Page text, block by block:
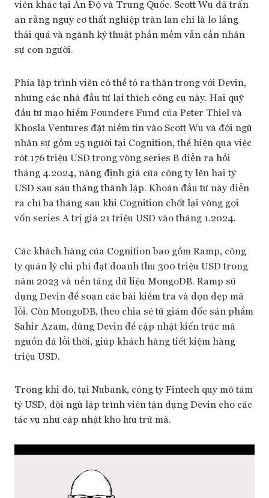
viên khác tại Ấn Độ và Trung Quốc. Scott Wu đã trấn
an rằng nguy cơ thất nghiệp tràn lan chỉ là lo lắng
thái quá và ngành kỹ thuật phần mềm vẫn cần nhân
sự con người.
Phía lập trình viên có thể tỏ ra thận trọng với Devin,
nhưng các nhà đầu tư lại thích công cụ này. Hai quỹ
đầu tư mạo hiểm Founders Fund của Peter Thiel và
Khosla Ventures đặt niềm tin vào Scott Wu và đội ngũ
nhân sự gồm 25 người tại Cognition, thể hiện qua việc
rót 176 triệu USD trong vòng series B diễn ra hồi
tháng 4.2024, nâng định giá của công ty lên hai tỷ
USD sau sáu tháng thành lập. Khoản đầu tư này diễn
ra chỉ ba tháng sau khi Cognition chốt lại vòng gọi
vốn series A trị giá 21 triệu USD vào tháng 1.2024.
Các khách hàng của Cognition bao gồm Ramp, công
ty quản lý chi phí đạt doanh thu 300 triệu USD trong
năm 2023 và nền tảng dữ liệu MongoDB. Ramp sử
dụng Devin để soạn các bài kiểm tra và dọn dẹp mã
lỗi. Còn MongoDB, theo chia sẻ từ giám đốc sản phẩm
Sahir Azam, dùng Devin để cập nhật kiến trúc mã
nguồn đã lỗi thời, giúp khách hàng tiết kiệm hàng
triệu USD.
Trong khi đó, tại Nubank, công ty Fintech quy mô tám
tỷ USD, đội ngũ lập trình viên tận dụng Devin cho các
tác vụ như cập nhật kho lưu trữ mã.